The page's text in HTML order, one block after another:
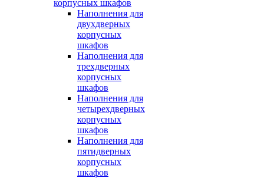
корпусных шкафов
Наполнения для
двухдверных
корпусных
шкафов
Наполнения для
трехдверных
корпусных
шкафов
Наполнения для
четырехдверных
корпусных
шкафов
Наполнения для
пятидверных
корпусных
шкафов